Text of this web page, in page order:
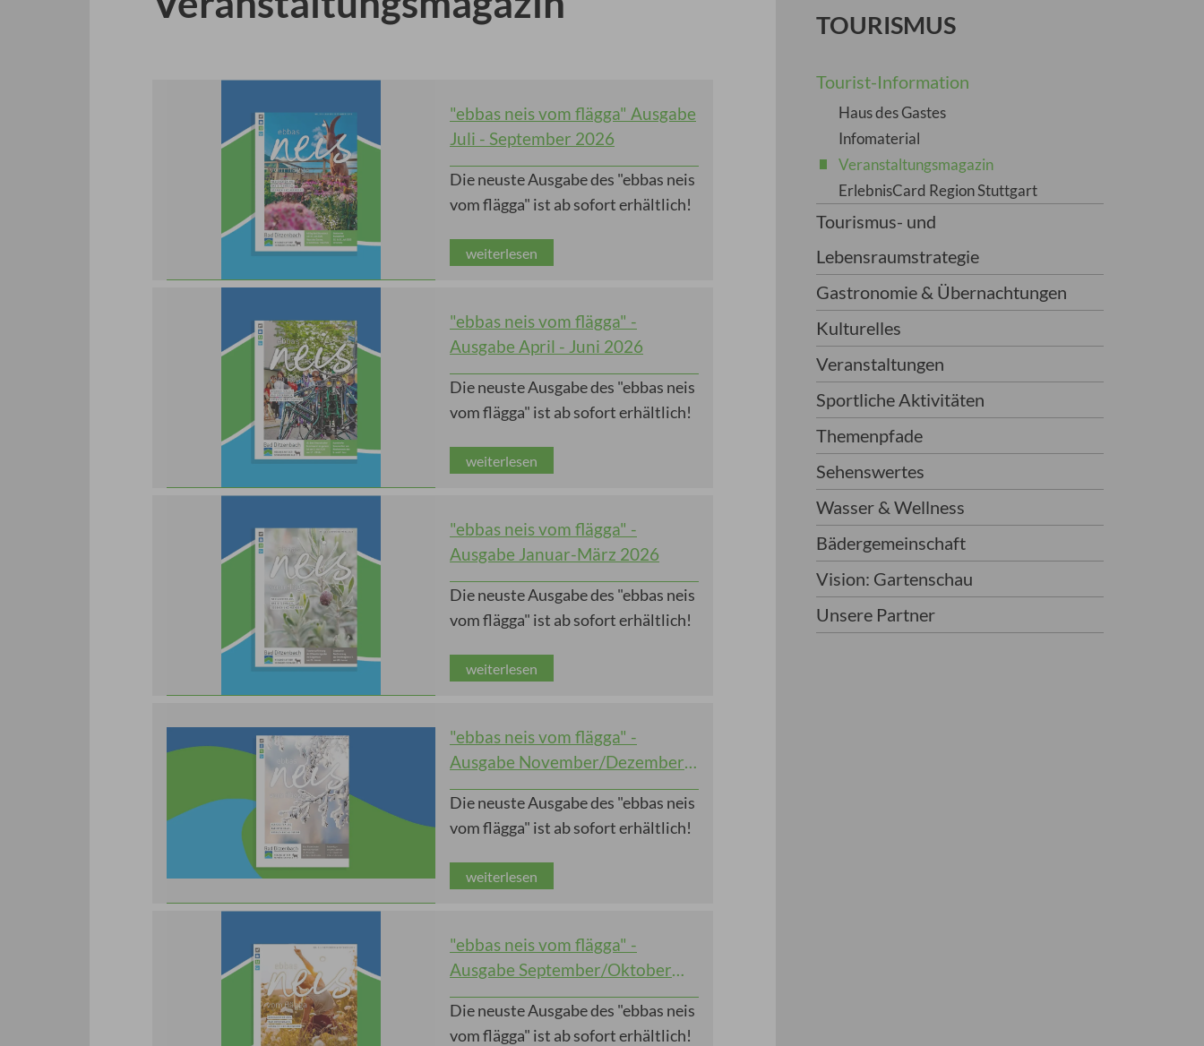
"ebbas neis vom flägga" Ausgabe
Juli - September 2026
Die neuste Ausgabe des "ebbas neis
vom flägga" ist ab sofort erhältlich!
weiterlesen
"ebbas neis vom flägga" -
Ausgabe April - Juni 2026
Die neuste Ausgabe des "ebbas neis
vom flägga" ist ab sofort erhältlich!
weiterlesen
"ebbas neis vom flägga" -
Ausgabe Januar-März 2026
Die neuste Ausgabe des "ebbas neis
vom flägga" ist ab sofort erhältlich!
weiterlesen
"ebbas neis vom flägga" -
Ausgabe November/Dezember
2025
Die neuste Ausgabe des "ebbas neis
vom flägga" ist ab sofort erhältlich!
weiterlesen
"ebbas neis vom flägga" -
Ausgabe September/Oktober
2025
Die neuste Ausgabe des "ebbas neis
vom flägga" ist ab sofort erhältlich!
TOURISMUS
Tourist-Information
Haus des Gastes
Infomaterial
Veranstaltungsmagazin
ErlebnisCard Region Stuttgart
Tourismus- und
Lebensraumstrategie
Gastronomie & Übernachtungen
Kulturelles
Veranstaltungen
Sportliche Aktivitäten
Themenpfade
Sehenswertes
Wasser & Wellness
Bädergemeinschaft
Vision: Gartenschau
Unsere Partner